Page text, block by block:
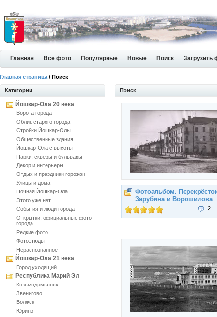
Главная Все фото Популярные Новые Поиск Загрузить
Главная страница / Поиск
Категории
Йошкар-Ола 20 века
Ворота города
Облик старого города
Стройки Йошкар-Олы
Общественные здания
Йошкар-Ола с высоты
Парки, скверы и бульвары
Декор и интерьеры
Отдых и праздники горожан
Улицы и дома
Ночная Йошкар-Ола
Этого уже нет
События и люди города
Открытки, официальные фото
города
Редкие фото
Фотоэтюды
Нераспознанное
Йошкар-Ола 21 века
Город уходящий
Республика Марий Эл
Козьмодемьянск
Звенигово
Волжск
Юрино
Поиск
Фотоальбом.
Зарубина и Ворошилова
2